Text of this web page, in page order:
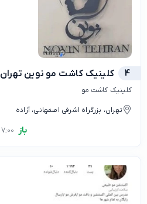
4 کلینیک کاشت مو نوین تهران
کلینیک کاشت مو
تهران، بزرگراه اشرفی اصفهانی، آزاده
باز